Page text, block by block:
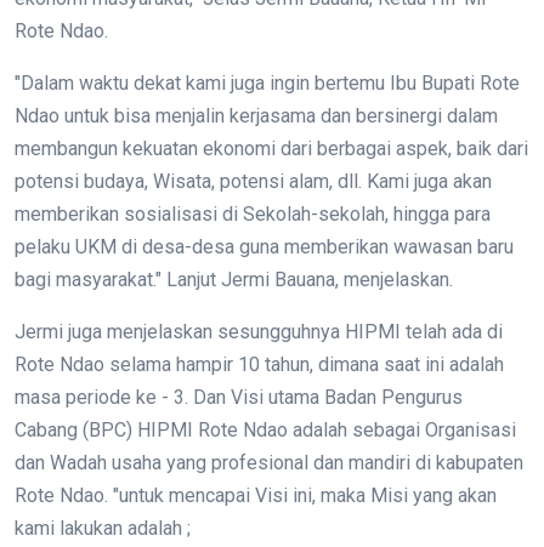
Rote Ndao.
"Dalam waktu dekat kami juga ingin bertemu Ibu Bupati Rote
Ndao untuk bisa menjalin kerjasama dan bersinergi dalam
membangun kekuatan ekonomi dari berbagai aspek, baik dari
potensi budaya, Wisata, potensi alam, dll. Kami juga akan
memberikan sosialisasi di Sekolah-sekolah, hingga para
pelaku UKM di desa-desa guna memberikan wawasan baru
bagi masyarakat." Lanjut Jermi Bauana, menjelaskan.
Jermi juga menjelaskan sesungguhnya HIPMI telah ada di
Rote Ndao selama hampir 10 tahun, dimana saat ini adalah
masa periode ke - 3. Dan Visi utama Badan Pengurus
Cabang (BPC) HIPMI Rote Ndao adalah sebagai Organisasi
dan Wadah usaha yang profesional dan mandiri di kabupaten
Rote Ndao. "untuk mencapai Visi ini, maka Misi yang akan
kami lakukan adalah ;